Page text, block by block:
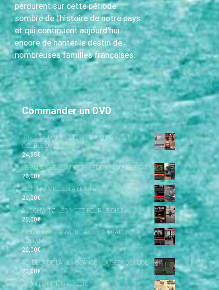
perdurent sur cette période
sombre de l’histoire de notre pays
et qui continuent aujourd’hui
encore de hanter le destin de
nombreuses familles françaises.
Commander un DVD
J’AI RÊVÉ D’ARMÉNIE - ÉDITION COFFRET
DOUBLE DVD
24,95€
LE SALAIRE DE LA DETTE - ÉDITION DOUBLE DVD
20,00€
LES ENFANTS DE LA HONTE
20,00€
AUSCHWITZ, LES MOTS POUR LE DIRE
20,00€
MARSEILLE, JANVIER 1943 – OPÉRATION
SULTAN
20,00€
AU-DELÀ DE LA VENGEANCE - LA BESA DE LUCE
20,00€
PAROLES DE PIEDS-NOIRS